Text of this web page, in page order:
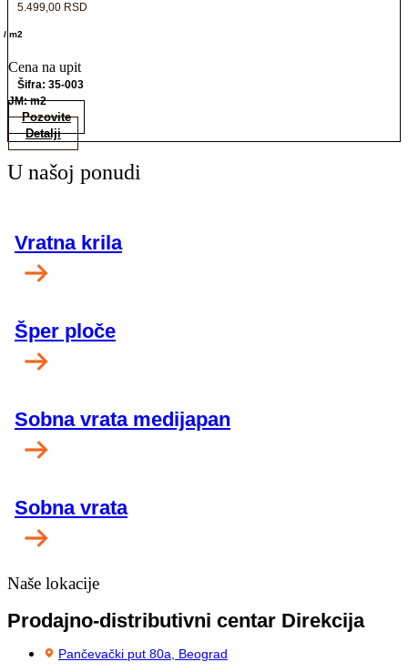
5.499,00 RSD
/ m2
Cena na upit
Šifra: 35-003
JM: m2
Pozovite
Detalji
U našoj ponudi
Vratna krila
Šper ploče
Sobna vrata medijapan
Sobna vrata
Naše lokacije
Prodajno-distributivni centar Direkcija
Pančevački put 80a, Beograd